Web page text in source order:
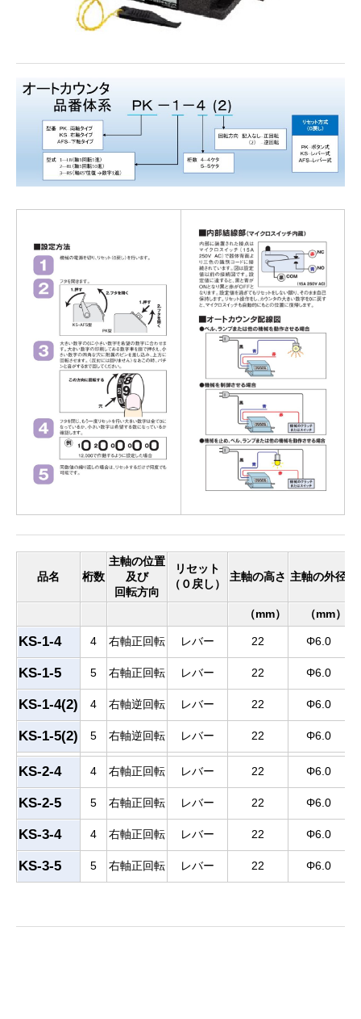
品名 桁数
主軸の位置
及び
回転方向
リセット
（０戻し）
主軸の高さ 主軸の外径
（mm） （mm）
KS-1-4 4 右軸正回転 レバー 22 Φ6.0
KS-1-5 5 右軸正回転 レバー 22 Φ6.0
KS-1-4(2) 4 右軸逆回転 レバー 22 Φ6.0
KS-1-5(2) 5 右軸逆回転 レバー 22 Φ6.0
KS-2-4 4 右軸正回転 レバー 22 Φ6.0
KS-2-5 5 右軸正回転 レバー 22 Φ6.0
KS-3-4 4 右軸正回転 レバー 22 Φ6.0
KS-3-5 5 右軸正回転 レバー 22 Φ6.0